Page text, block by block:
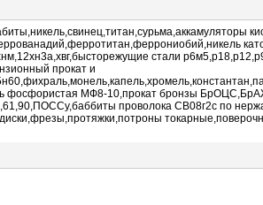
стали
прокат и
фосфористая МФ8-10,прокат бронзы
проволока СВ08г2с по